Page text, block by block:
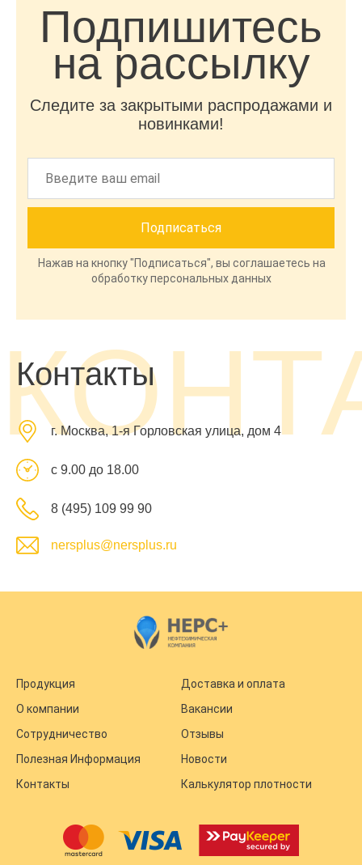
Подпишитесь
на рассылку
Следите за закрытыми распродажами и
новинками!
Нажав на кнопку "Подписаться", вы соглашаетесь на
обработку персональных данных
Контакты
г. Москва, 1-я Горловская улица, дом 4
с 9.00 до 18.00
8 (495) 109 99 90
nersplus@nersplus.ru
Продукция
Доставка и оплата
О компании
Вакансии
Сотрудничество
Отзывы
Полезная Информация
Новости
Контакты
Калькулятор плотности